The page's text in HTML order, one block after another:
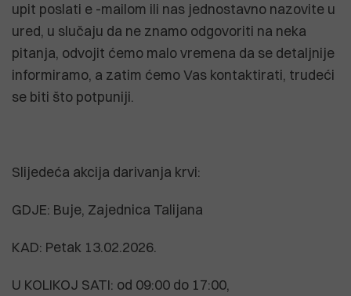
upit poslati e -mailom ili nas jednostavno nazovite u
ured, u slučaju da ne znamo odgovoriti na neka
pitanja, odvojit ćemo malo vremena da se detaljnije
informiramo, a zatim ćemo Vas kontaktirati, trudeći
se biti što potpuniji.
Slijedeća akcija darivanja krvi:
GDJE: Buje, Zajednica Talijana
KAD: Petak 13.02.2026.
U KOLIKOJ SATI: od 09:00 do 17:00,